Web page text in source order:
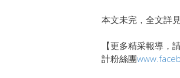
本文未完，全文詳見
【更多精采報導，
計粉絲團